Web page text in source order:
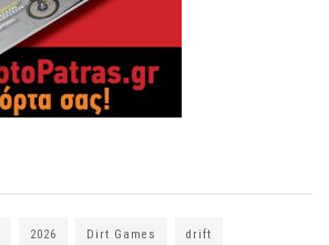
2026 Dirt Games drift